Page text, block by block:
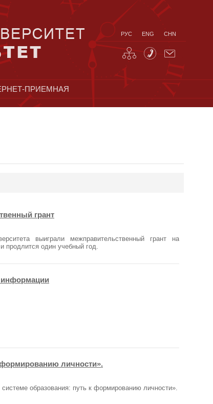
РУС ENG CHN
ПРИЕМНАЯ
грант
выиграли межправительственный грант на
продлится один учебный год.
информации
формированию личности».
образования: путь к формированию личности».